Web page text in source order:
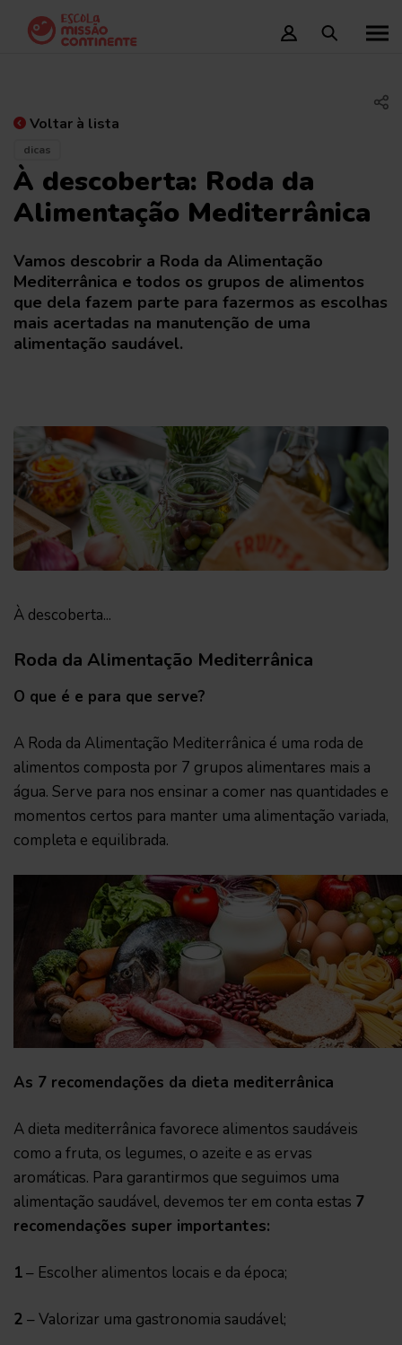
Voltar à lista
dicas
À descoberta: Roda da
Alimentação Mediterrânica
Vamos descobrir a Roda da Alimentação
Mediterrânica e todos os grupos de alimentos
que dela fazem parte para fazermos as escolhas
mais acertadas na manutenção de uma
alimentação saudável.
À descoberta...
Roda da Alimentação Mediterrânica
O que é e para que serve?
A Roda da Alimentação Mediterrânica é uma roda de
alimentos composta por 7 grupos alimentares mais a
água. Serve para nos ensinar a comer nas quantidades e
momentos certos para manter uma alimentação variada,
completa e equilibrada.
As 7 recomendações da dieta mediterrânica
A dieta mediterrânica favorece alimentos saudáveis
como a fruta, os legumes, o azeite e as ervas
aromáticas. Para garantirmos que seguimos uma
alimentação saudável, devemos ter em conta estas 7
recomendações super importantes:
1– Escolher alimentos locais e da época;
2 – Valorizar uma gastronomia saudável;